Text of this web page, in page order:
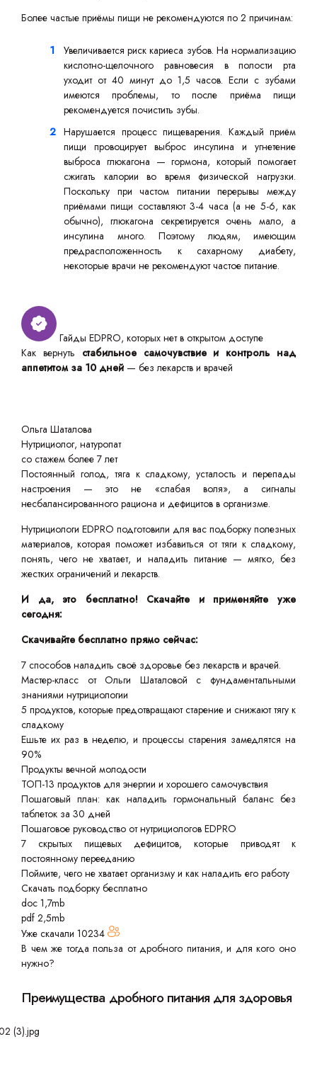
Более частые приёмы пищи не рекомендуются по 2 причинам:
Увеличивается риск кариеса зубов. На нормализацию
кислотно-щелочного равновесия в полости рта
уходит от 40 минут до 1,5 часов. Если с зубами
имеются проблемы, то после приёма пищи
рекомендуется почистить зубы.
Нарушается процесс пищеварения. Каждый приём
пищи провоцирует выброс инсулина и угнетение
выброса глюкагона — гормона, который помогает
сжигать калории во время физической нагрузки.
Поскольку при частом питании перерывы между
приёмами пищи составляют 3-4 часа (а не 5-6, как
обычно), глюкагона секретируется очень мало, а
инсулина много. Поэтому людям, имеющим
предрасположенность к сахарному диабету,
некоторые врачи не рекомендуют частое питание.
Гайды EDPRO, которых нет в открытом доступе
Как вернуть стабильное самочувствие и контроль над
аппетитом за 10 дней — без лекарств и врачей
Ольга Шаталова
Нутрициолог, натуропат
со стажем более 7 лет
Постоянный голод, тяга к сладкому, усталость и перепады
настроения — это не «слабая воля», а сигналы
несбалансированного рациона и дефицитов в организме.
Нутрициологи EDPRO подготовили для вас подборку полезных
материалов, которая поможет избавиться от тяги к сладкому,
понять, чего не хватает, и наладить питание — мягко, без
жестких ограничений и лекарств.
И да, это бесплатно! Скачайте и применяйте уже
сегодня:
Скачивайте бесплатно прямо сейчас:
7 способов наладить своё здоровье без лекарств и врачей.
Мастер-класс от Ольги Шаталовой с фундаментальными
знаниями нутрициологии
5 продуктов, которые предотвращают старение и снижают тягу к
сладкому
Ешьте их раз в неделю, и процессы старения замедлятся на
90%
Продукты вечной молодости
ТОП-13 продуктов для энергии и хорошего самочувствия
Пошаговый план: как наладить гормональный баланс без
таблеток за 30 дней
Пошаговое руководство от нутрициологов EDPRO
7 скрытых пищевых дефицитов, которые приводят к
постоянному перееданию
Поймите, чего не хватает организму и как наладить его работу
Скачать подборку бесплатно
doc 1,7mb
pdf 2,5mb
Уже скачали 10234
В чем же тогда польза от дробного питания, и для кого оно
нужно?
Преимущества дробного питания для здоровья